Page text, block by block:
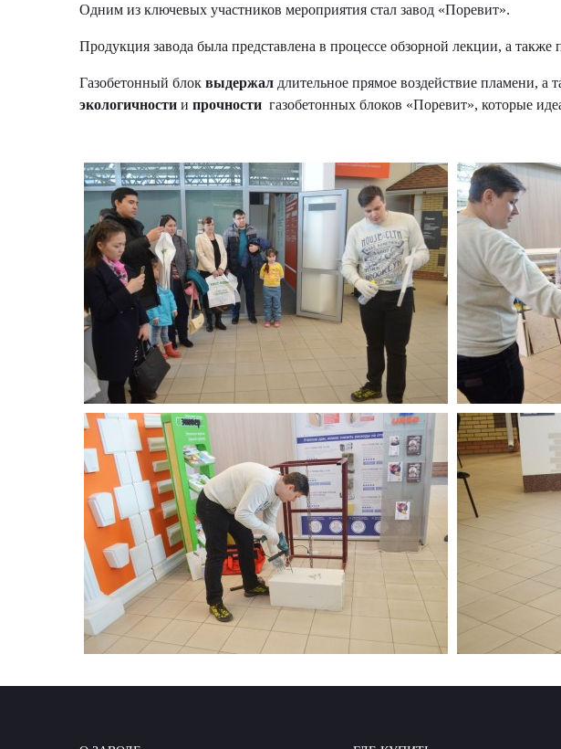
Одним из ключевых участников мероприятия стал завод «Поревит».
Продукция завода была представлена в процессе обзорной лекции, а
Газобетонный блок выдержал длительное прямое воздействие пламени, а
экологичности и прочности газобетонных блоков «Поревит», которые